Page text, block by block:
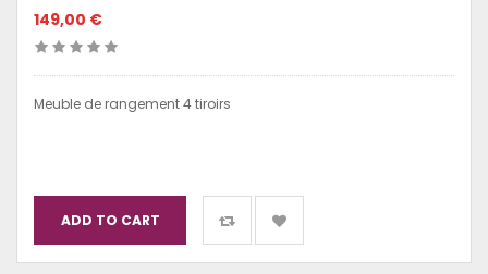
149,00 €
Meuble de rangement 4 tiroirs
ADD TO CART